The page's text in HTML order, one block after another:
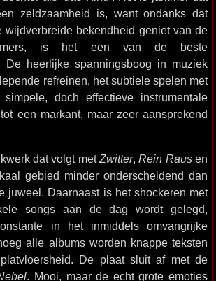
zeldzaamheid is, want ondanks dat
wijdverbreide bekendheid geniet van de
is het een van de beste
De heerlijke spanningsboog in muziek
refreinen, het subtiele spelen met
doch effectieve instrumentale
een markant, maar zeer aansprekend
dat volgt metZwitter,Rein Rausen
gebied minder onderscheidend dan
juweel. Daarnaast is het shockeren met
songs aan de dag wordt gelegd,
in het inmiddels omvangrijke
alle albums worden knappe teksten
De plaat sluit af met de
. Mooi, maar de echt grote emoties